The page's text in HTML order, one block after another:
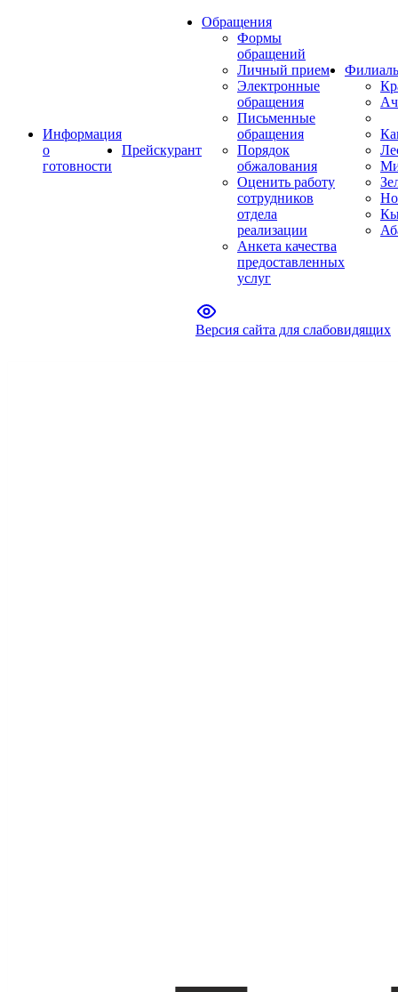
Информация
о
готовности
Прейскурант
Обращения
Формы
обращений
Личный прием
Электронные
обращения
Письменные
обращения
Порядок
обжалования
Оценить работу
сотрудников
отдела
реализации
Анкета качества
предоставленных
услуг
Версия сайта для слабовидящих